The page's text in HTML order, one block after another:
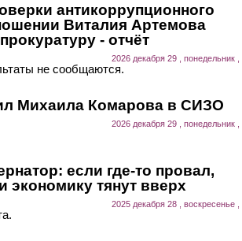
антикоррупционного
Виталия Артемова
- отчёт
2026 декабря 29 , понедельник ,
не сообщаются.
Михаила Комарова в СИЗО
2026 декабря 29 , понедельник ,
если где-то провал,
экономику тянут вверх
2025 декабря 28 , воскресенье ,